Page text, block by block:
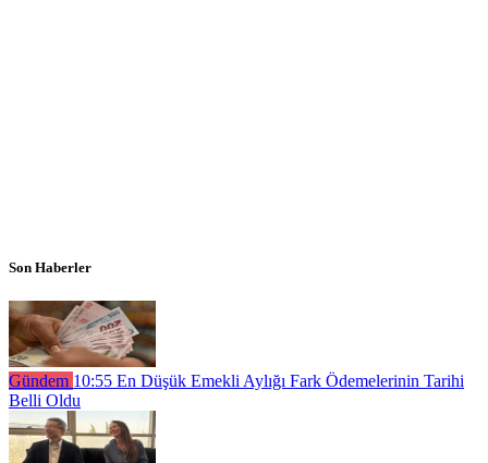
Son Haberler
Gündem 10:55 En Düşük Emekli Aylığı Fark Ödemelerinin Tarihi
Belli Oldu